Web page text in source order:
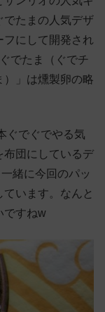
でたまの人気デザ
フにして開発され
でたま（ぐでチ
）」は燻製卵の略
ぐでぐでやる気
布団にしているデ
緒に今回のパッ
います。なんと
ですねw